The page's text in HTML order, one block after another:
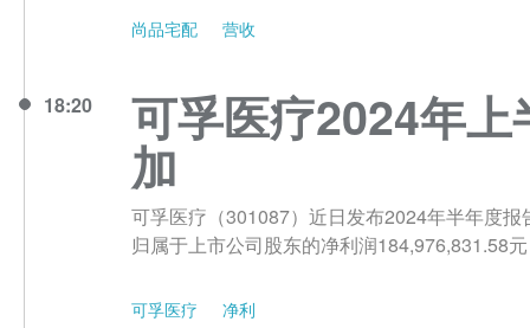
尚品宅配 营收
18:20 可孚医疗2024年
加
可孚医疗（301087）近日发布2024年半年度
归属于上市公司股东的净利润184,976,831.58
可孚医疗 净利